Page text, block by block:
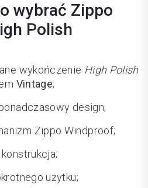
wybrać Zippo
Polish
wykończenie High Polish
Vintage;
design;
Zippo Windproof;
użytku;